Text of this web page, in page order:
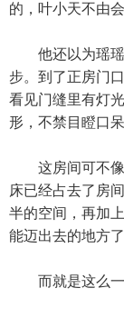
的，叶小天不由会
他还以为瑶瑶
步。到了正房门口
看见门缝里有灯
形，不禁目瞪口呆
这房间可不像
床已经占去了房
半的空间，再加
能迈出去的地方了
而就是这么一